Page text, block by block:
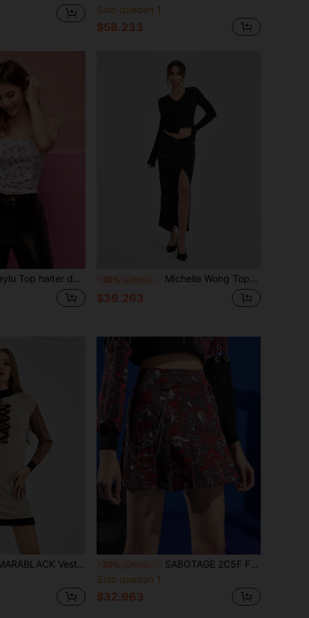
Solo quedan 1
$58.233
de mujer con estampado de flores todo sobre terciopelo, para verano, vacaciones, salir, festival -30% Michelle Wong Top corto con cuello drapeado y falda con abertura en el muslo, ropa de mujer de diseñador para otoño e invierno, vacaciones, salir, festivales
$39.263
de suéter de bloqueo de color con cordones delanteros de diseñador, ropa de mujer para otoño e invierno
-30%
SABOTAGE 2C5F Falda plisada con estampado de mármol y cadena, ropa de mujer para verano, vacaciones, fiestas, Acción de Gracias
Solo quedan 1
$32.963